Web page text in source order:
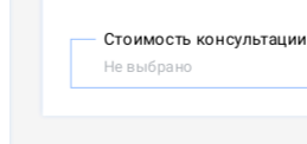
Стоимость консультации
Не выбрано